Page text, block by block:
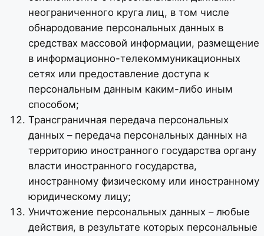
неограниченного круга лиц, в том числе
обнародование персональных данных в
средствах массовой информации, размещение
в информационно-телекоммуникационных
сетях или предоставление доступа к
персональным данным каким-либо иным
способом;
Трансграничная передача персональных
данных – передача персональных данных на
территорию иностранного государства органу
власти иностранного государства,
иностранному физическому или иностранному
юридическому лицу;
Уничтожение персональных данных – любые
действия, в результате которых персональные